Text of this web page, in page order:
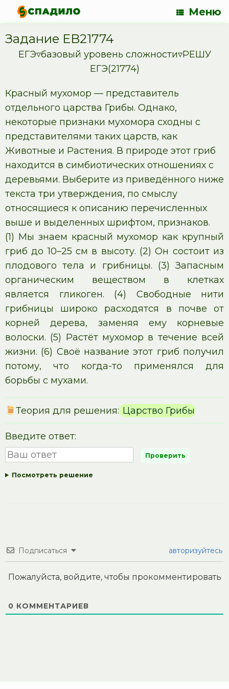
Меню
Задание EB21774
ЕГЭ▿базовый уровень сложности▿РЕШУ
ЕГЭ(21774)
Красный мухомор — представитель
отдельного царства Грибы. Однако,
некоторые признаки мухомора сходны с
представителями таких царств, как
Животные и Растения. В природе этот гриб
находится в симбиотических отношениях с
деревьями. Выберите из приведённого ниже
текста три утверждения, по смыслу
относящиеся к описанию перечисленных
выше и выделенных шрифтом, признаков.
(1) Мы знаем красный мухомор как крупный
гриб до 10–25 см в высоту. (2) Он состоит из
плодового тела и грибницы. (3) Запасным
органическим веществом в клетках
является гликоген. (4) Свободные нити
грибницы широко расходятся в почве от
корней дерева, заменяя ему корневые
волоски. (5) Растёт мухомор в течение всей
жизни. (6) Своё название этот гриб получил
потому, что когда-то применялся для
борьбы с мухами.
Теория для решения:Царство Грибы
Введите ответ:
Посмотреть решение
Подписаться авторизуйтесь
Пожалуйста, войдите, чтобы прокомментировать
0 КОММЕНТАРИЕВ